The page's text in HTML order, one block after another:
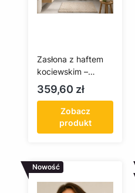
Zasłona z haftem
kociewskim –
nadruk fullprint
140×250 cm
Cena
359,60 zł
Zobacz
produkt
Nowość